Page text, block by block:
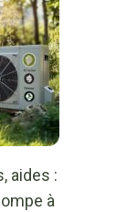
aides :
à